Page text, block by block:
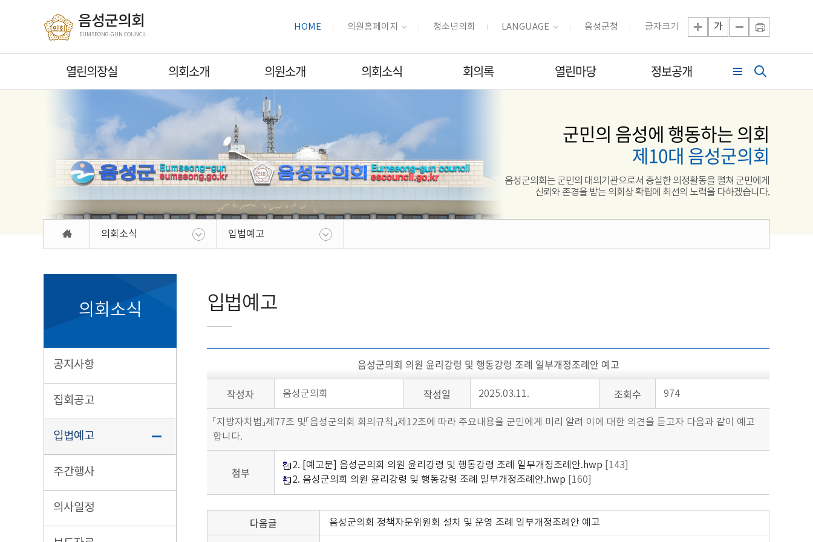
음성군의회
EUMSEONG-GUN COUNCIL
HOME 의원홈페이지 청소년의회 LANGUAGE 음성군청 글자크기 가
열린의장실 의회소개 의원소개 의회소식 회의록 열린마당 정보공개
군민의 음성에 행동하는 의회
제10대 음성군의회
음성군의회는 군민의 대의기관으로서 충실한 의정활동을 펼쳐 군민에게
신뢰와 존경을 받는 의회상 확립에 최선의 노력을 다하겠습니다.
의회소식 입법예고
의회소식
공지사항
집회공고
입법예고
주간행사
의사일정
입법예고
음성군의회 의원 윤리강령 및 행동강령 조례 일부개정조례안 예고
작성자 음성군의회 작성일 2025.03.11. 조회수 974
「지방자치법」제77조 및「음성군의회 회의규칙」제12조에 따라 주요내용을 군민에게 미리 알려 이에 대한 의견을 듣고자 다음과 같이 예고
합니다.
첨부 2. [예고문] 음성군의회 의원 윤리강령 및 행동강령 조례 일부개정조례안.hwp
[143]
2. 음성군의회 의원 윤리강령 및 행동강령 조례 일부개정조례안.hwp
[160]
다음글 음성군의회 정책자문위원회 설치 및 운영 조례 일부개정조례안 예고